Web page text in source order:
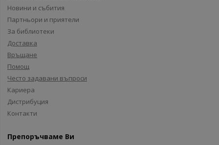
Новини и събития
Партньори и приятели
За библиотеки
Доставка
Връщане
Помощ
Често задавани въпроси
Кариера
Дистрибуция
Контакти
Препоръчваме Ви